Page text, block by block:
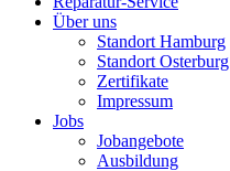
Über uns
Standort Hamburg
Standort Osterburg
Zertifikate
Impressum
Jobs
Jobangebote
Ausbildung